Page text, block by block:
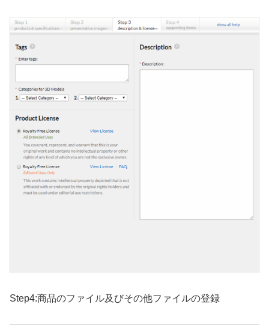
Step4:商品のファイル及びその他ファイルの登録